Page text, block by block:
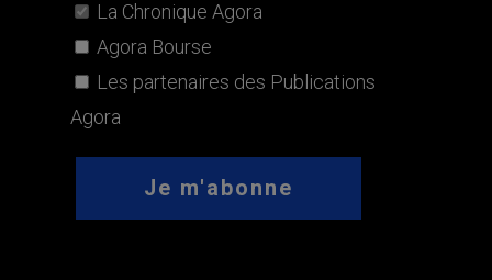
La Chronique Agora
Agora Bourse
Les partenaires des Publications
Agora